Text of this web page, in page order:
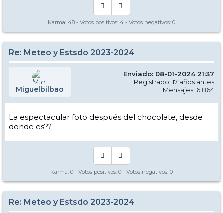
Karma: 48 - Votos positivos: 4 - Votos negativos: 0
Re: Meteo y Estsdo 2023-2024
Miguelbilbao
Enviado: 08-01-2024 21:37
Registrado: 17 años antes
Mensajes: 6.864
La espectacular foto después del chocolate, desde
donde es??
Karma: 0 - Votos positivos: 0 - Votos negativos: 0
Re: Meteo y Estsdo 2023-2024